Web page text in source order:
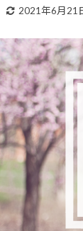
2021年6月21